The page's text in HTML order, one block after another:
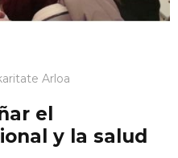
Arloa
el
y la salud